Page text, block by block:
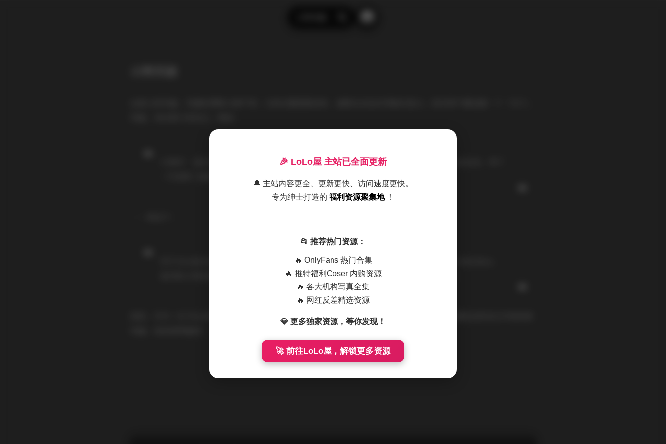
大家好！ 我白天是一名快递小哥，晚上是一名有抱负的魔术师，这是我的网站。 我住在北京，养了
一只名叫二哈的小狗。 我平时喜欢喝可乐，还有遛狗。
XYZ Doohickey 公司成立于 1971 年，自从建立以来，我们一直向社会贡献着优秀 doohickies。
我们的公司总部位于天朝魔都，有着超过两千名员工，对魔都政府税收有着巨大贡献。
而您，作为一位 WordPress 新用户，我们建议您转到您站点的仪表盘，删除本页面，然后创建包含您自己内容的新
🎉 LoLo屋 主站已全面更新
🔔 主站内容更全、更新更快、访问速度更快。
专为绅士打造的福利资源聚集地 ！
📂 推荐热门资源：
🔥 OnlyFans 热门合集
🔥 推特福利Coser 内购资源
🔥 各大机构写真全集
🔥 网红反差精选资源
💎 更多独家资源，等你发现！
🚀 前往LoLo屋，解锁更多资源